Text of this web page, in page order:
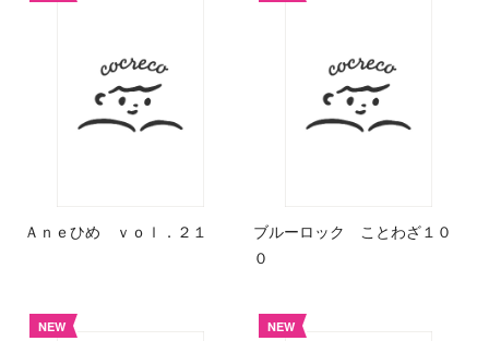
Ａｎｅひめ ｖｏｌ．２１
ブルーロック ことわざ１０
０
NEW NEW